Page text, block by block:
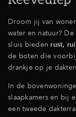
Droom jij van
water en natuur?
sluis bieden rust,
de boten die
drankje op je
In de
slaapkamers en bij
een tweede